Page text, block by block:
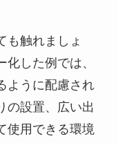
も触れましょ
した例では、
ように配慮され
の設置、広い出
使用できる環境